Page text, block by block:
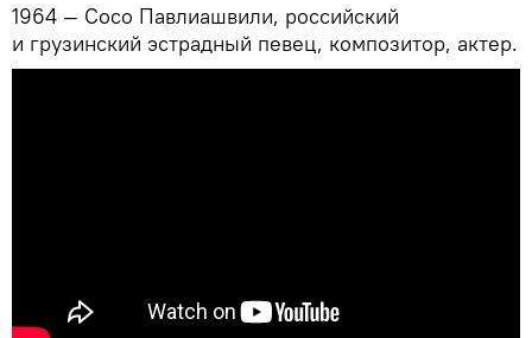
1964 — Сосо Павлиашвили, российский
и грузинский эстрадный певец, композитор, актер.